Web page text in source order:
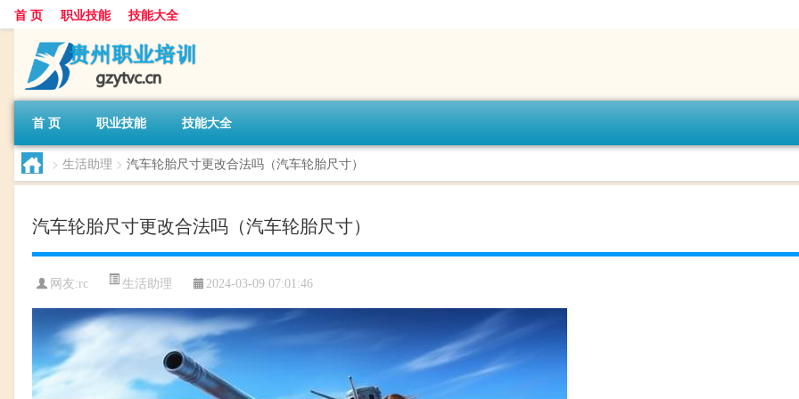
首 页 职业技能 技能大全
首 页 职业技能 技能大全
> 生活助理 > 汽车轮胎尺寸更改合法吗（汽车轮胎尺寸）
汽车轮胎尺寸更改合法吗（汽车轮胎尺寸）
网友:rc 生活助理 2024-03-09 07:01:46